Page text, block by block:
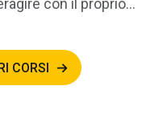
con il proprio…
CORSI